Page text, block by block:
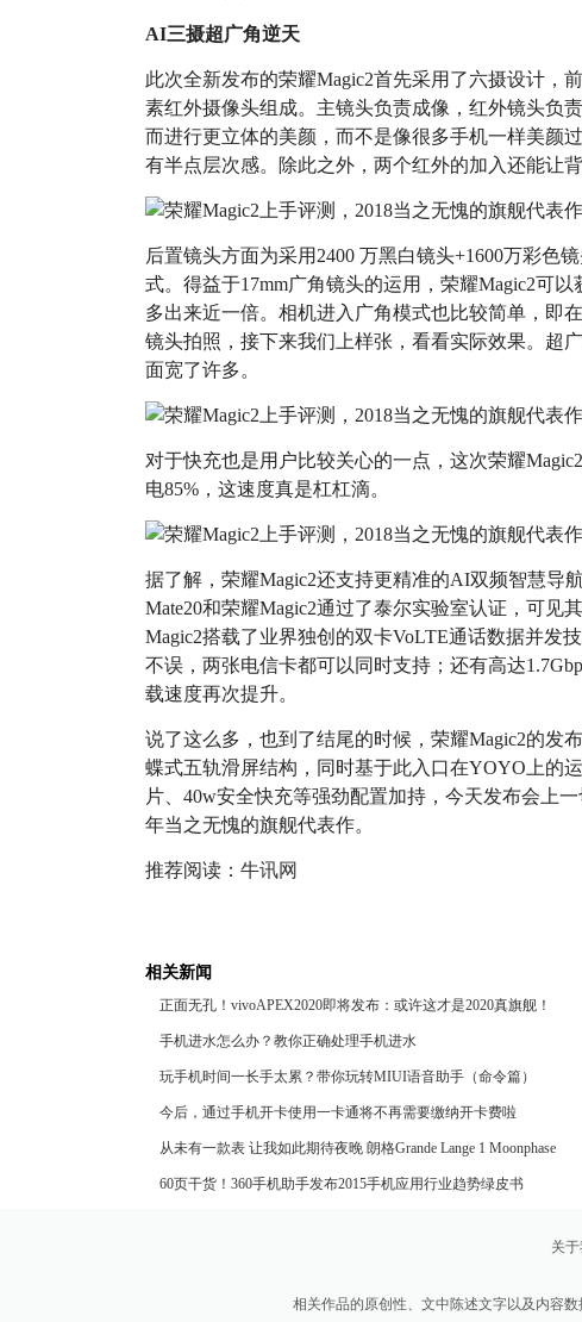
AI三摄超广角逆天
此次全新发布的荣耀Magic2首先采用了六摄设计，
素红外摄像头组成。主镜头负责成像，红外镜头负
而进行更立体的美颜，而不是像很多手机一样美颜
有半点层次感。除此之外，两个红外的加入还能让
后置镜头方面为采用2400 万黑白镜头+1600万彩色
式。得益于17mm广角镜头的运用，荣耀Magic2可
多出来近一倍。相机进入广角模式也比较简单，即
镜头拍照，接下来我们上样张，看看实际效果。超
面宽了许多。
对于快充也是用户比较关心的一点，这次荣耀
电85%，这速度真是杠杠滴。
据了解，荣耀Magic2还支持更精准的AI双频智慧导
Mate20和荣耀Magic2通过了泰尔实验室认证，可见
Magic2搭载了业界独创的双卡VoLTE通话数据并发
不误，两张电信卡都可以同时支持；还有高达
载速度再次提升。
说了这么多，也到了结尾的时候，荣耀Magic2的发
蝶式五轨滑屏结构，同时基于此入口在YOYO上的
片、40w安全快充等强劲配置加持，今天发布会上
年当之无愧的旗舰代表作。
推荐阅读： 牛讯网
相关新闻
正面无孔！vivoAPEX2020即将发布：或许这才是2020真旗舰！
手机进水怎么办？教你正确处理手机进水
玩手机时间一长手太累？带你玩转MIUI语音助手（命令篇）
今后，通过手机开卡使用一卡通将不再需要缴纳开卡费啦
从未有一款表 让我如此期待夜晚 朗格Grande Lange 1 Moonphase
“Lumen”
60页干货！360手机助手发布2015手机应用行业趋势绿皮书
关
相关作品的原创性、文中陈述文字以及内容